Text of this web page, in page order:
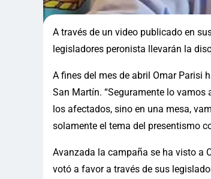
A través de un video publicado en
legisladores peronista llevarán la
A fines del mes de abril Omar Parisi
San Martín. “Seguramente lo vamos
los afectados, sino en una mesa,
solamente el tema del presentismo
Avanzada la campaña se ha visto a
votó a favor a través de sus